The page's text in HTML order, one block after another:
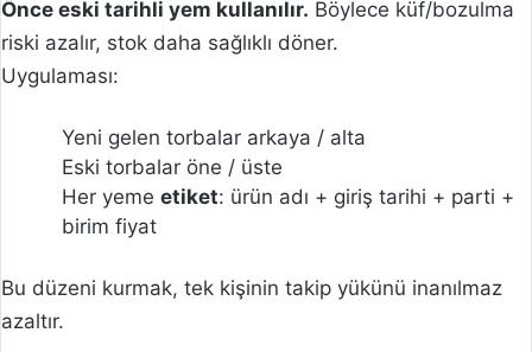
Önce eski tarihli yem kullanılır. Böylece küf/bozulma
riski azalır, stok daha sağlıklı döner.
Uygulaması:
Yeni gelen torbalar arkaya / alta
Eski torbalar öne / üste
Her yeme etiket: ürün adı + giriş tarihi + parti +
birim fiyat
Bu düzeni kurmak, tek kişinin takip yükünü inanılmaz
azaltır.